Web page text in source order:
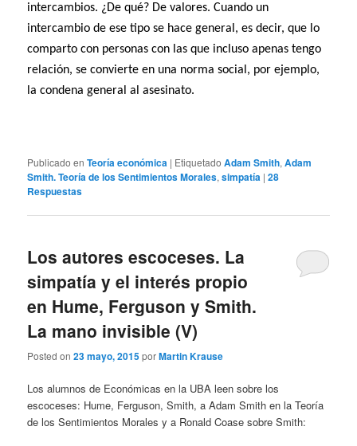
intercambios. ¿De qué? De valores. Cuando un
intercambio de ese tipo se hace general, es decir, que lo
comparto con personas con las que incluso apenas tengo
relación, se convierte en una norma social, por ejemplo,
la condena general al asesinato.
Publicado en Teoría económica | Etiquetado Adam Smith,Adam
Smith. Teoría de los Sentimientos Morales,simpatía |28
Respuestas
Los autores escoceses. La
simpatía y el interés propio
en Hume, Ferguson y Smith.
La mano invisible (V)
Posted on23 mayo, 2015porMartin Krause
Los alumnos de Económicas en la UBA leen sobre los
escoceses: Hume, Ferguson, Smith, a Adam Smith en la Teoría
de los Sentimientos Morales y a Ronald Coase sobre Smith: